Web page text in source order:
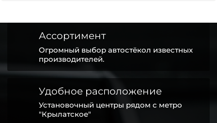
Ассортимент
Огромный выбор автостёкол известных
производителей.
Удобное расположение
Установочный центры рядом с метро
"Крылатское"